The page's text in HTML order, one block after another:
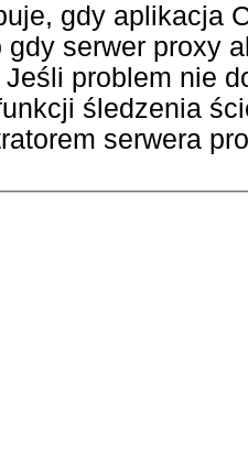
gdy aplikacja
serwer proxy
problem nie
śledzenia
serwera